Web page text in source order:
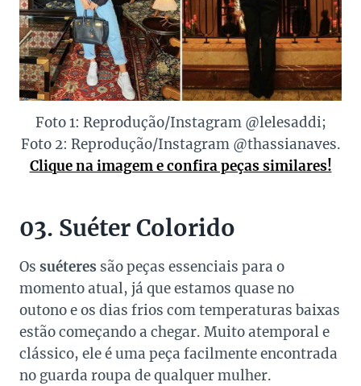
Foto 1: Reprodução/Instagram @lelesaddi;
Foto 2: Reprodução/Instagram @thassianaves.
Clique na imagem e confira peças similares!
03. Suéter Colorido
Os suéteres são peças essenciais para o
momento atual, já que estamos quase no
outono e os dias frios com temperaturas baixas
estão começando a chegar. Muito atemporal e
clássico, ele é uma peça facilmente encontrada
no guarda roupa de qualquer mulher.